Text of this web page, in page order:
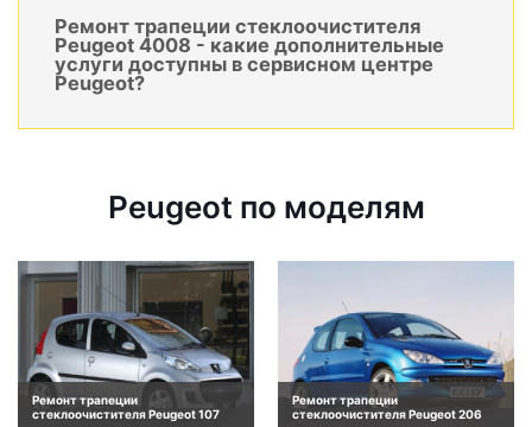
Ремонт трапеции стеклоочистителя
Peugeot 4008 - какие дополнительные
услуги доступны в сервисном центре
Peugeot?
Peugeot по моделям
Ремонт трапеции
стеклоочистителя Peugeot 107
Ремонт трапеции
стеклоочистителя Peugeot 206